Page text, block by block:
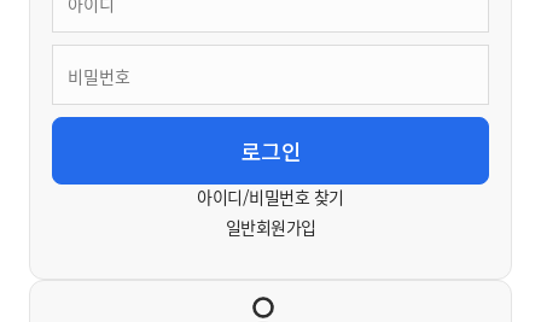
아이디/비밀번호 찾기
일반회원가입